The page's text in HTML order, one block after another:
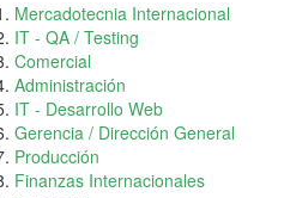
Mercadotecnia Internacional
IT - QA / Testing
Comercial
Administración
IT - Desarrollo Web
Gerencia / Dirección General
Producción
Finanzas Internacionales